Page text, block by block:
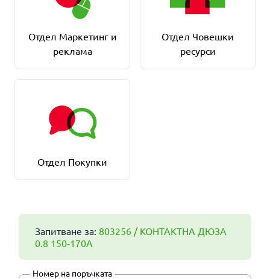
Отдел Маркетинг и
реклама
Отдел Човешки
ресурси
Отдел Покупки
Запитване за: 803256 / КОНТАКТНА ДЮЗА
0.8 150-170А
Номер на поръчката